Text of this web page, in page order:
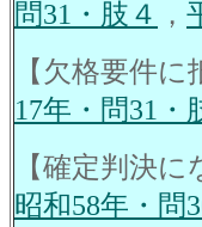
問31・肢４
，
【欠格要件
17年・問31・
【確定判決
昭和58年・問